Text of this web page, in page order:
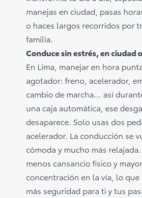
manejas en ciudad, pasas
o haces largos recorridos por
familia.
Conduce sin estrés, en ciudad
En Lima, manejar en hora
agotador: freno, acelerador,
cambio de marcha... así
una caja automática, ese
desaparece. Solo usas dos
acelerador. La conducción se
cómoda y mucho más
menos cansancio físico y mayor
concentración en la vía, lo que
más seguridad para ti y tus